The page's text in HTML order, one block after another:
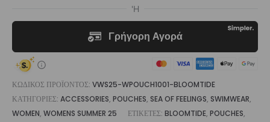
ΚΩΔΙΚΌΣ ΠΡΟΪΌΝΤΟΣ: VWS25-WPOUCH1001-BLOOMTIDE
ΚΑΤΗΓΟΡΊΕΣ: ACCESSORIES, POUCHES, SEA OF FEELINGS, SWIMWEAR,
WOMEN, WOMENS SUMMER 25 ΕΤΙΚΈΤΕΣ: BLOOMTIDE, POUCHES,